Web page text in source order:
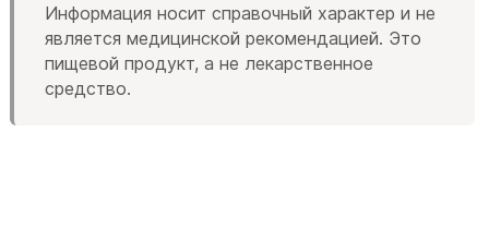
Информация носит справочный характер и не
является медицинской рекомендацией. Это
пищевой продукт, а не лекарственное
средство.